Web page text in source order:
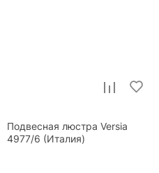
Подвесная люстра Versia
4977/6 (Италия)